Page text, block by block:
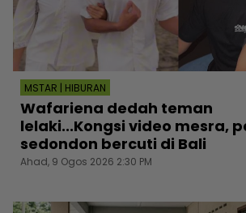
MSTAR | HIBURAN
Wafariena dedah teman
lelaki...Kongsi video mesra,
sedondon bercuti di Bali
Ahad, 9 Ogos 2026 2:30 PM